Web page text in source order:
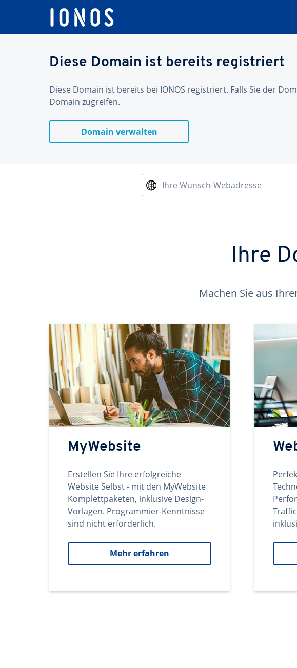
Diese Domain ist bereits registriert
Diese Domain ist bereits bei IONOS registriert. Falls Sie der
Domain zugreifen.
Domain verwalten
Ihre Wunsch-Webadresse
Ihre
Machen Sie aus
MyWebsite
Erstellen Sie Ihre erfolgreiche
Website Selbst - mit den MyWebsite
Komplettpaketen, inklusive Design-
Vorlagen. Programmier-Kenntnisse
sind nicht erforderlich.
Mehr erfahren